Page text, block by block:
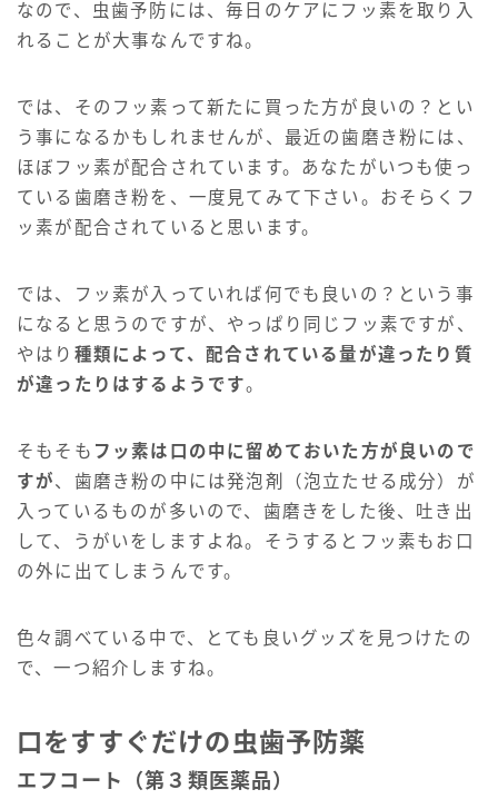
なので、虫歯予防には、毎日のケアにフッ素を取り入
れることが大事なんですね。
では、そのフッ素って新たに買った方が良いの？とい
う事になるかもしれませんが、最近の歯磨き粉には、
ほぼフッ素が配合されています。あなたがいつも使っ
ている歯磨き粉を、一度見てみて下さい。おそらくフ
ッ素が配合されていると思います。
では、フッ素が入っていれば何でも良いの？という事
になると思うのですが、やっぱり同じフッ素ですが、
やはり 種類によって、配合されている量が違ったり質
が違ったりはするようです。
そもそも フッ素は口の中に留めておいた方が良いので
すが、歯磨き粉の中には発泡剤（泡立たせる成分）が
入っているものが多いので、歯磨きをした後、吐き出
して、うがいをしますよね。そうするとフッ素もお口
の外に出てしまうんです。
色々調べている中で、とても良いグッズを見つけたの
で、一つ紹介しますね。
口をすすぐだけの虫歯予防薬
エフコート（第３類医薬品）